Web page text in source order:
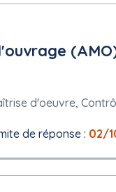
d'oeuvre,
de réponse : 02/